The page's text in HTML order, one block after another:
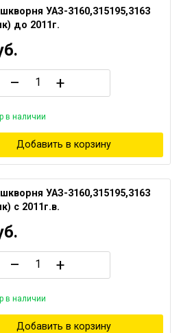
шкворня УАЗ-3160,315195,3163
до 2011г.
в наличии
–
+
Добавить в корзину
шкворня УАЗ-3160,315195,3163
с 2011г.в.
в наличии
–
+
Добавить в корзину